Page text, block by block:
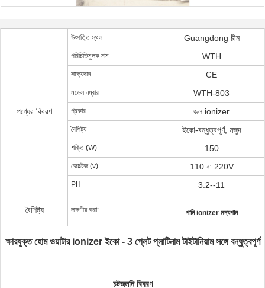
পণ্যের বিবরণ
উৎপত্তি স্থল Guangdong চীন
পরিচিতিমুলক নাম WTH
সাক্ষ্যদান CE
মডেল নম্বার WTH-803
প্রকার জল ionizer
বৈশিষ্ট্য ইকো-বন্ধুত্বপূর্ণ, মজুদ
শক্তি (W) 150
ভোল্টেজ (v) 110 বা 220V
PH 3.2--11
বৈশিষ্ট্য লক্ষণীয় করা: পানি ionizer মদ্যপান
ক্ষারযুক্ত হোম ওয়াটার ionizer ইকো - 3 প্লেট প্লাটিনাম টাইটানিয়াম সঙ্গে বন্ধুত্বপূর্ণ
চটজলদি বিবরণ